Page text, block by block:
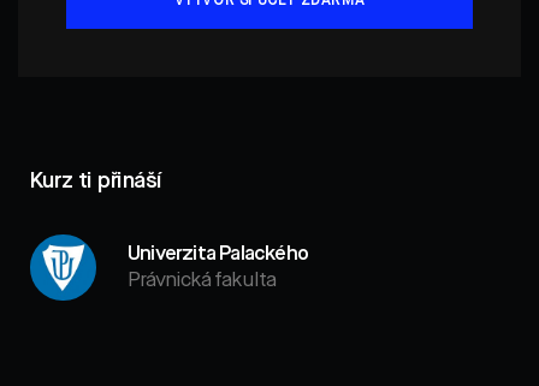
Kurz ti přináší
Univerzita Palackého
Právnická fakulta